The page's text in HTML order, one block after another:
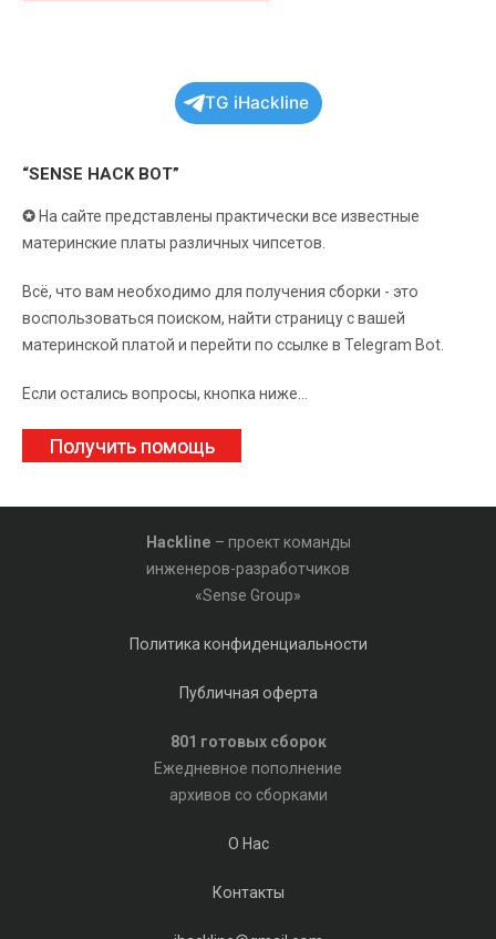
TG iHackline
“SENSE HACK BOT”
✪ На сайте представлены практически все известные
материнские платы различных чипсетов.
Всё, что вам необходимо для получения сборки - это
воспользоваться поиском, найти страницу с вашей
материнской платой и перейти по ссылке в Telegram Bot.
Если остались вопросы, кнопка ниже...
Получить помощь
Hackline – проект команды
инженеров-разработчиков
«Sense Group»
Политика конфиденциальности
Публичная оферта
801 готовых сборок
Ежедневное пополнение
архивов со сборками
О Нас
Контакты